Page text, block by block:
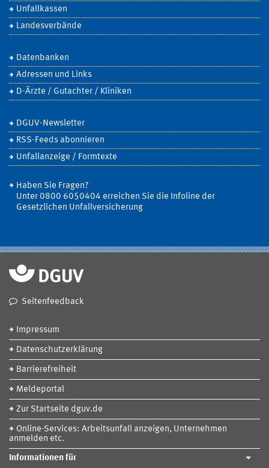
Unfallkassen
Landesverbände
Datenbanken
Adressen und Links
D-Ärzte / Gutachter / Kliniken
DGUV-Newsletter
RSS-Feeds abonnieren
Unfallanzeige / Formtexte
Haben Sie Fragen?
Unter 0800 6050404 erreichen Sie die Infoline der
Gesetzlichen Unfallversicherung
Seitenfeedback
Impressum
Datenschutzerklärung
Barrierefreiheit
Meldeportal
Zur Startseite dguv.de
Online-Services: Arbeitsunfall anzeigen, Unternehmen
anmelden etc.
Informationen für